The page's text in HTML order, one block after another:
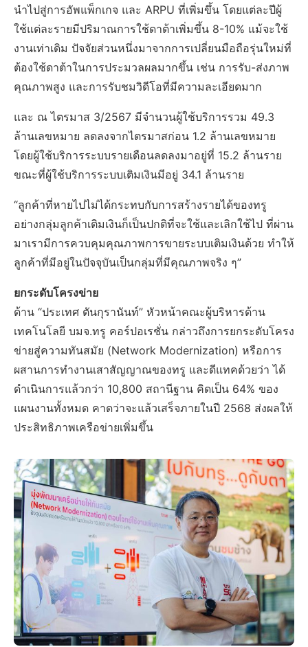
นำไปสู่การอัพแพ็กเกจ และ ARPU ที่เพิ่มขึ้น โดยแต่ละปีผู้
ใช้แต่ละรายมีปริมาณการใช้ดาต้าเพิ่มขึ้น 8-10% แม้จะใช้
งานเท่าเดิม ปัจจัยส่วนหนึ่งมาจากการเปลี่ยนมือถือรุ่นใหม่ที่
ต้องใช้ดาต้าในการประมวลผลมากขึ้น เช่น การรับ-ส่งภาพ
คุณภาพสูง และการรับชมวิดีโอที่มีความละเอียดมาก
และ ณ ไตรมาส 3/2567 มีจำนวนผู้ใช้บริการรวม 49.3
ล้านเลขหมาย ลดลงจากไตรมาสก่อน 1.2 ล้านเลขหมาย
โดยผู้ใช้บริการระบบรายเดือนลดลงมาอยู่ที่ 15.2 ล้านราย
ขณะที่ผู้ใช้บริการระบบเติมเงินมีอยู่ 34.1 ล้านราย
“ลูกค้าที่หายไปไม่ได้กระทบกับการสร้างรายได้ของทรู
อย่างกลุ่มลูกค้าเติมเงินก็เป็นปกติที่จะใช้และเลิกใช้ไป ที่ผ่าน
มาเรามีการควบคุมคุณภาพการขายระบบเติมเงินด้วย ทำให้
ลูกค้าที่มีอยู่ในปัจจุบันเป็นกลุ่มที่มีคุณภาพจริง ๆ”
ยกระดับโครงข่าย
ด้าน “ประเทศ ตันกุรานันท์” หัวหน้าคณะผู้บริหารด้าน
เทคโนโลยี บมจ.ทรู คอร์ปอเรชั่น กล่าวถึงการยกระดับโครง
ข่ายสู่ความทันสมัย (Network Modernization) หรือการ
ผสานการทำงานเสาสัญญาณของทรู และดีแทคด้วยว่า ได้
ดำเนินการแล้วกว่า 10,800 สถานีฐาน คิดเป็น 64% ของ
แผนงานทั้งหมด คาดว่าจะแล้วเสร็จภายในปี 2568 ส่งผลให้
ประสิทธิภาพเครือข่ายเพิ่มขึ้น